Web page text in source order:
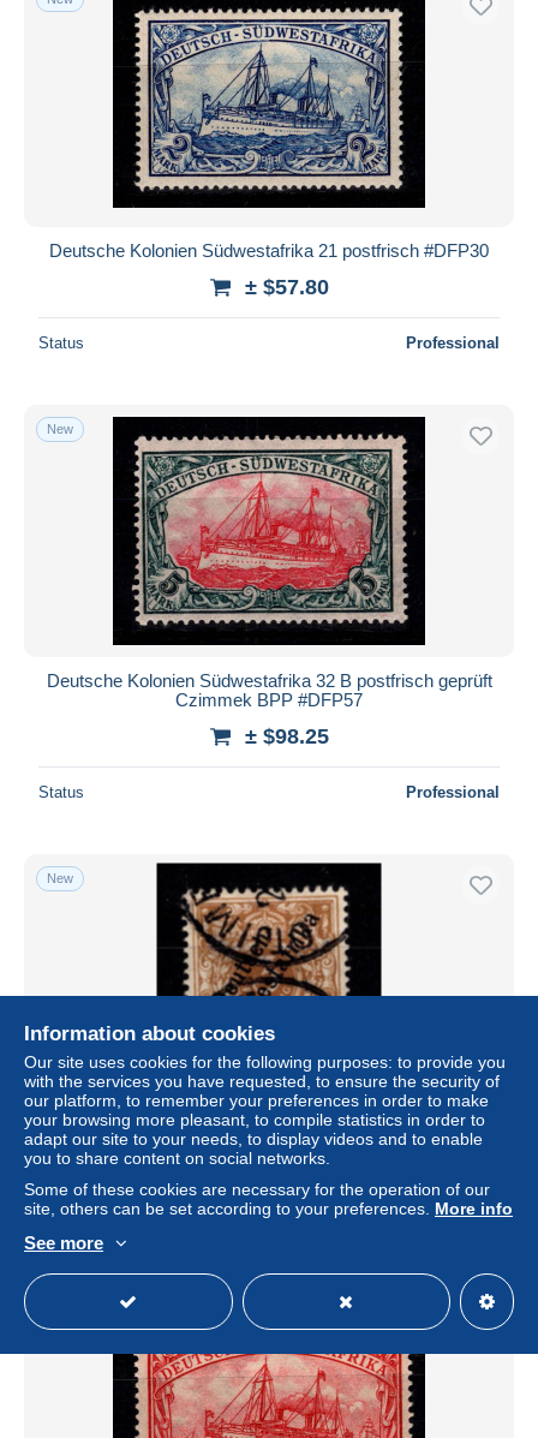
Deutsche Kolonien Südwestafrika 21 postfrisch #DFP30
± $57.80
Status Professional
New
Deutsche Kolonien Südwestafrika 32 B postfrisch geprüft
Czimmek BPP #DFP57
± $98.25
Status Professional
New
Deutsche Kolonien Südwestafrika 5 gestempelt #DFO80
± $3.47
Status Professional
Information about cookies
Our site uses cookies for the following purposes: to provide you
with the services you have requested, to ensure the security of
our platform, to remember your preferences in order to make
your browsing more pleasant, to compile statistics in order to
adapt our site to your needs, to display videos and to enable
you to share content on social networks.
Some of these cookies are necessary for the operation of our
site, others can be set according to your preferences. More info
See more